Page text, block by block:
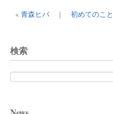
« 青森ヒバ｜ 初めてのこ
検索
検
索: